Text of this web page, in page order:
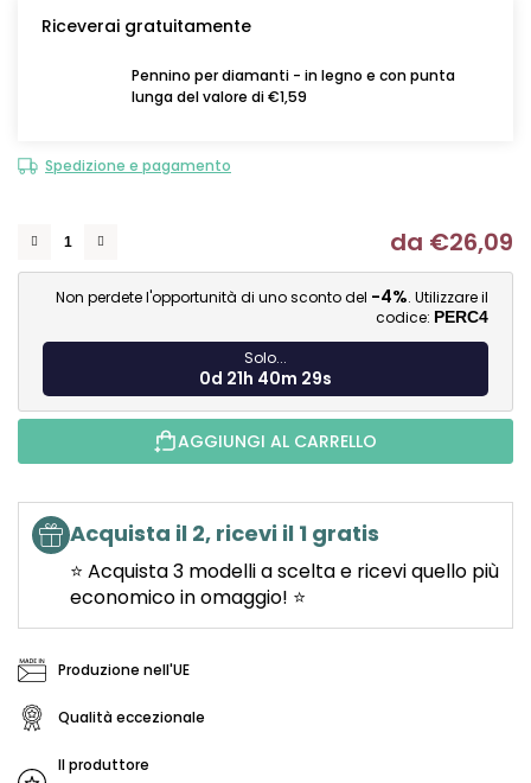
Riceverai gratuitamente
Pennino per diamanti - in legno e con punta
lunga del valore di €1,59
Spedizione e pagamento
da €26,09
Non perdete l'opportunità di uno sconto del -4%. Utilizzare il
codice: PERC4
Solo...
0d 21h 40m 28s
AGGIUNGI AL CARRELLO
Acquista il 2, ricevi il 1 gratis
⭐ Acquista 3 modelli a scelta e ricevi quello più
economico in omaggio! ⭐
Produzione nell'UE
Qualità eccezionale
Il produttore